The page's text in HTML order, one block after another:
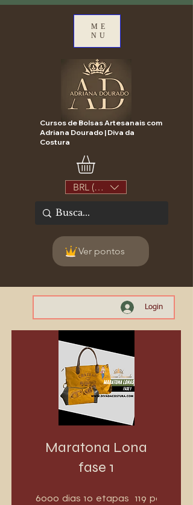
ME
NU
Cursos de Bolsas Artesanais com
Adriana Dourado | Diva da
Costura
BRL (R$)
Ver pontos
Login
Maratona Lona
fase 1
6000 dias 6000 dias
10 etapas 10 etapas
119